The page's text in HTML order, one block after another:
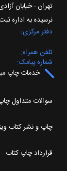
تهران - خیابان
نرسیده به اداره ثبت
دفتر مرکزی
تلفن همراه
شماره پیامک
خدمات چاپ
سوالات متداول
چاپ و نشر کتاب
قرارداد چاپ کتاب